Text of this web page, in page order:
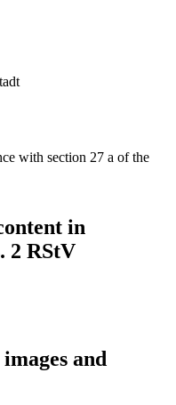
with section 27 a of the
in
2 RStV
and